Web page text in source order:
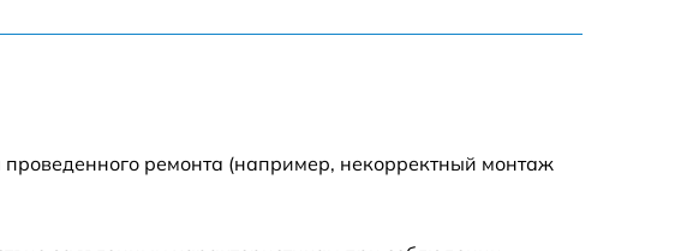
ремонта (например, некорректный монтаж